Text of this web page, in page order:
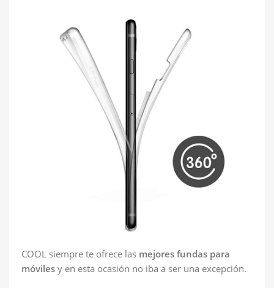
COOL siempre te ofrece las mejores fundas para
móviles y en esta ocasión no iba a ser una excepción.